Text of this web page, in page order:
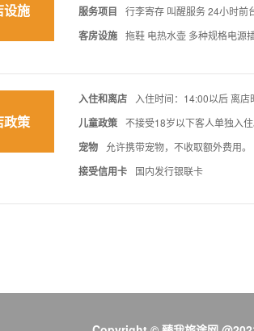
设施 服务项目 行李寄存 叫醒服务 24小时前
客房设施 拖鞋 电热水壶 多种规格电源
政策
入住和离店 入住时间：14:00以后 离
儿童政策 不接受18岁以下客人单独入住
宠物 允许携带宠物，不收取额外费用。
接受信用卡 国内发行银联卡